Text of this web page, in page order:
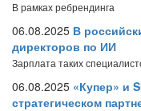
В рамках ребрендинга
06.08.2025 В
директоров по ИИ
Зарплата таких
06.08.2025 «Купер» и
стратегическом